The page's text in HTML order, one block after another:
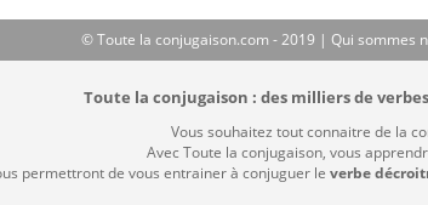
© Toute la conjugaison.com - 2019 | Qui sommes
Toute la conjugaison : des milliers de
Vous souhaitez tout connaitre de la
Avec Toute la conjugaison, vous
permettront de vous entrainer à conjuguer le verbe